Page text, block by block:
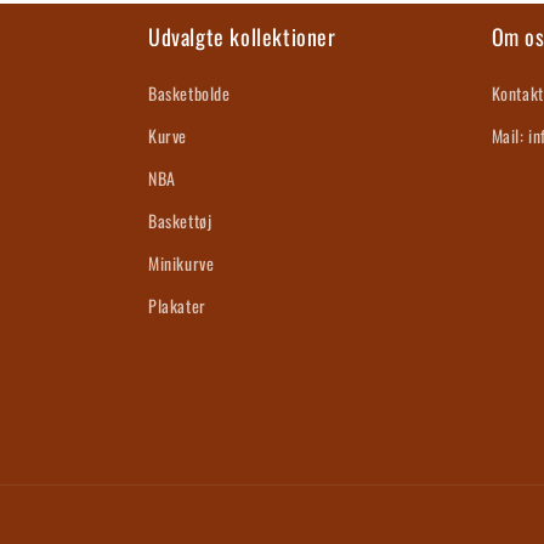
Udvalgte kollektioner
Basketbolde
Kurve
NBA
Baskettøj
Minikurve
Plakater
Om os
Mail: